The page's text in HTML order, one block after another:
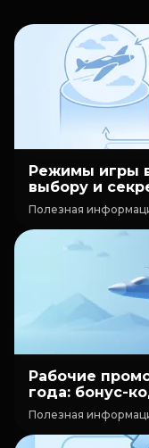
Режимы игры
выбору и
Полезная
Рабочие
года: бонус-
Полезная